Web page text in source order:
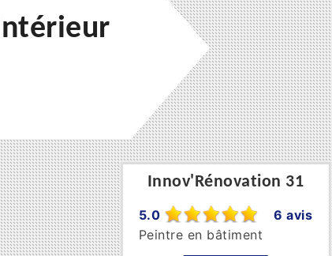
Innov'Rénovation 31
5.0
6 avis
Peintre en bâtiment